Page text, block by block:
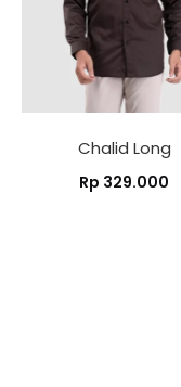
Chalid Long
Rp 329.000